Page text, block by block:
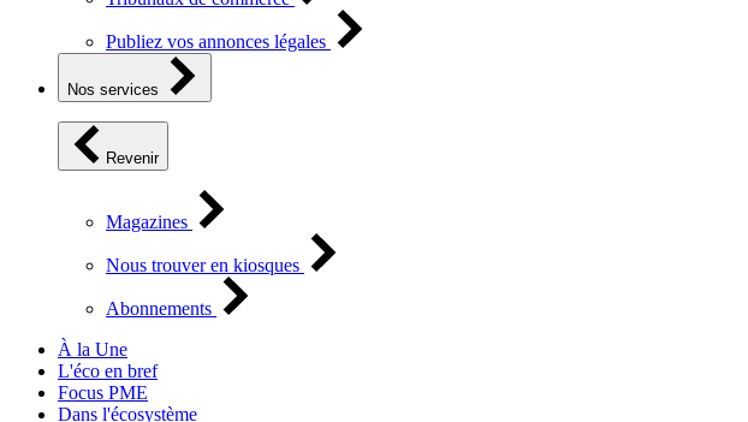
Publiez vos annonces légales
Nos services
Revenir
Magazines
Nous trouver en kiosques
Abonnements
À la Une
L'éco en bref
Focus PME
Dans l'écosystème